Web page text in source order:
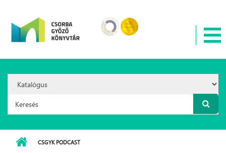
Option:
Keresés űrlap
CSGYK PODCAST